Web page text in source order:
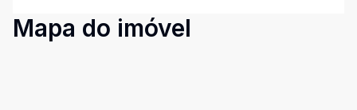
Mapa do imóvel